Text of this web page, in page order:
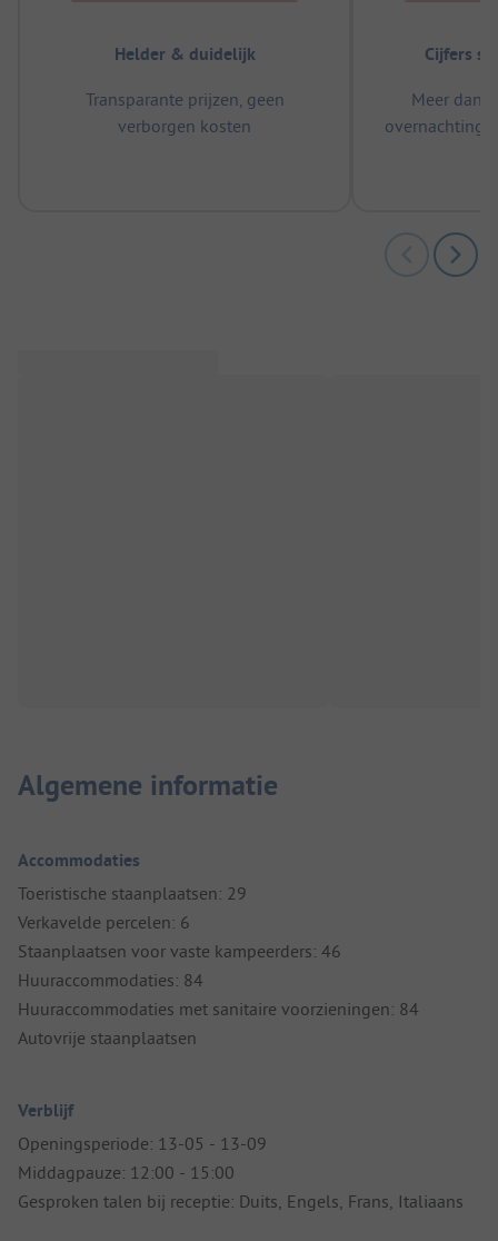
Helder & duidelijk
Transparante prijzen, geen
verborgen kosten
Cijfers
Meer dan
Algemene informatie
Accommodaties
Toeristische staanplaatsen: 29
Verkavelde percelen: 6
Staanplaatsen voor vaste kampeerders: 46
Huuraccommodaties: 84
Huuraccommodaties met sanitaire voorzieningen: 84
Autovrije staanplaatsen
Verblijf
Openingsperiode: 13-05 - 13-09
Middagpauze: 12:00 - 15:00
Gesproken talen bij receptie: Duits, Engels, Frans, Italiaans